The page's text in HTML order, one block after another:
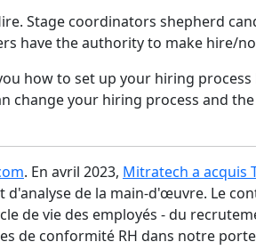
Stage coordinators shepherd
have the authority to make hire/
how to set up your hiring
change your hiring process and
. En avril 2023, Mitratech a acquis
de la main-d'œuvre. Le
de vie des employés - du
de conformité RH dans notre